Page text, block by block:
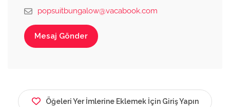
popsuitbungalow@vacabook.com
Mesaj Gönder
Öğeleri Yer İmlerine Eklemek İçin Giriş Yapın